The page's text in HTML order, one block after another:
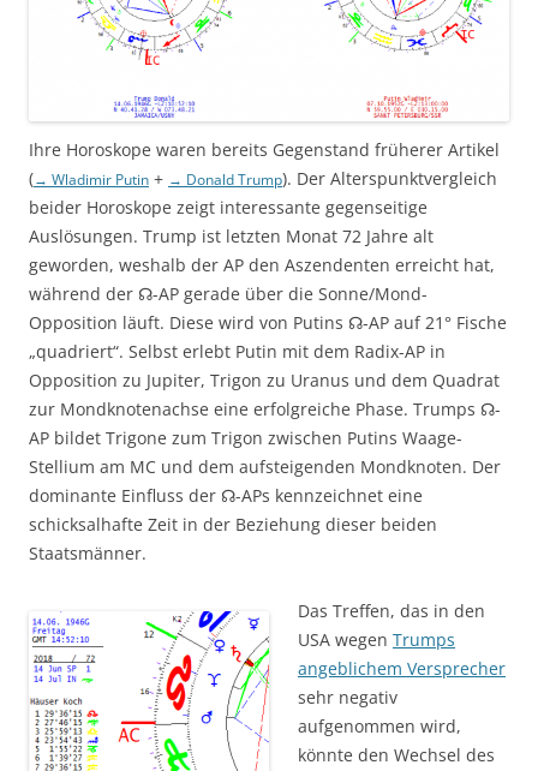
Ihre Horoskope waren bereits Gegenstand früherer Artikel
(→ Wladimir Putin + → Donald Trump). Der Alterspunktvergleich
beider Horoskope zeigt interessante gegenseitige
Auslösungen. Trump ist letzten Monat 72 Jahre alt
geworden, weshalb der AP den Aszendenten erreicht hat,
während der ☊-AP gerade über die Sonne/Mond-
Opposition läuft. Diese wird von Putins ☊-AP auf 21° Fische
„quadriert“. Selbst erlebt Putin mit dem Radix-AP in
Opposition zu Jupiter, Trigon zu Uranus und dem Quadrat
zur Mondknotenachse eine erfolgreiche Phase. Trumps ☊-
AP bildet Trigone zum Trigon zwischen Putins Waage-
Stellium am MC und dem aufsteigenden Mondknoten. Der
dominante Einfluss der ☊-APs kennzeichnet eine
schicksalhafte Zeit in der Beziehung dieser beiden
Staatsmänner.
Das Treffen, das in den
USA wegen Trumps
angeblichem Versprecher
sehr negativ
aufgenommen wird,
könnte den Wechsel des